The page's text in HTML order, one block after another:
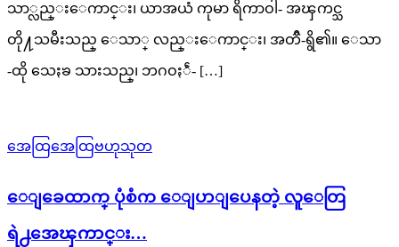
သာ္လည္းေကာင္း၊ ယာအယံ ကုမာ ရိကာဝါ- အၾကင္သ
တို႔သမီးသည္ ေသာ္ လည္းေကာင္း၊ အတၳိ-ရွိ၏။ ေသာ
-ထို သေႏၶ သားသည္၊ ဘဂဝႏၲံ- […]
အေထြအေထြဗဟုသုတ
ေျခေထာက္ ပုံစံက ေျပာျပေနတဲ့ လူေတြ
ရဲ႕အေၾကာင္း…